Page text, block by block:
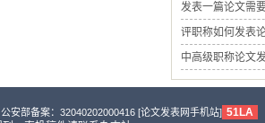
发表一篇论文需
评职称如何发表
中高级职称论文
公安部备案：32040202000416 [论文发表网手机站] 51LA